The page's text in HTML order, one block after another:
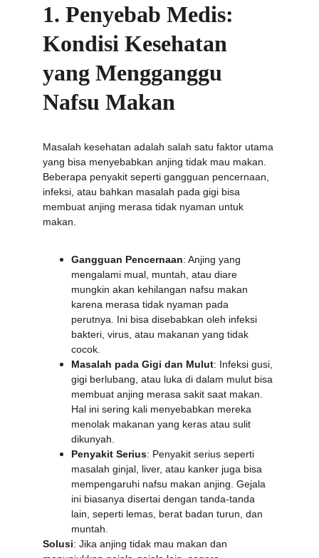
1. Penyebab Medis:
Kondisi Kesehatan
yang Mengganggu
Nafsu Makan
Masalah kesehatan adalah salah satu faktor utama
yang bisa menyebabkan anjing tidak mau makan.
Beberapa penyakit seperti gangguan pencernaan,
infeksi, atau bahkan masalah pada gigi bisa
membuat anjing merasa tidak nyaman untuk
makan.
Gangguan Pencernaan: Anjing yang
mengalami mual, muntah, atau diare
mungkin akan kehilangan nafsu makan
karena merasa tidak nyaman pada
perutnya. Ini bisa disebabkan oleh infeksi
bakteri, virus, atau makanan yang tidak
cocok.
Masalah pada Gigi dan Mulut: Infeksi gusi,
gigi berlubang, atau luka di dalam mulut bisa
membuat anjing merasa sakit saat makan.
Hal ini sering kali menyebabkan mereka
menolak makanan yang keras atau sulit
dikunyah.
Penyakit Serius: Penyakit serius seperti
masalah ginjal, liver, atau kanker juga bisa
mempengaruhi nafsu makan anjing. Gejala
ini biasanya disertai dengan tanda-tanda
lain, seperti lemas, berat badan turun, dan
muntah.
Solusi: Jika anjing tidak mau makan dan